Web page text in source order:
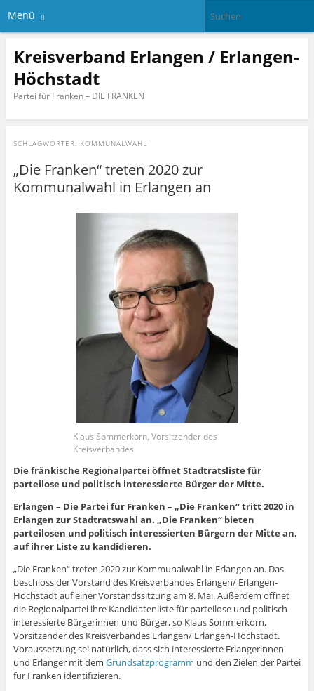
Menü
Kreisverband Erlangen / Erlangen-
Höchstadt
Partei für Franken – DIE FRANKEN
SCHLAGWÖRTER: KOMMUNALWAHL
„Die Franken“ treten 2020 zur
Kommunalwahl in Erlangen an
Klaus Sommerkorn, Vorsitzender des
Kreisverbandes
Die fränkische Regionalpartei öffnet Stadtratsliste für
parteilose und politisch interessierte Bürger der Mitte.
Erlangen – Die Partei für Franken – „Die Franken“ tritt 2020 in
Erlangen zur Stadtratswahl an. „Die Franken“ bieten
parteilosen und politisch interessierten Bürgern der Mitte an,
auf ihrer Liste zu kandidieren.
„Die Franken“ treten 2020 zur Kommunalwahl in Erlangen an. Das
beschloss der Vorstand des Kreisverbandes Erlangen/ Erlangen-
Höchstadt auf einer Vorstandssitzung am 8. Mai. Außerdem öffnet
die Regionalpartei ihre Kandidatenliste für parteilose und politisch
interessierte Bürgerinnen und Bürger, so Klaus Sommerkorn,
Vorsitzender des Kreisverbandes Erlangen/ Erlangen-Höchstadt.
Voraussetzung sei natürlich, dass sich interessierte Erlangerinnen
und Erlanger mit dem Grundsatzprogramm und den Zielen der Partei
für Franken identifizieren.